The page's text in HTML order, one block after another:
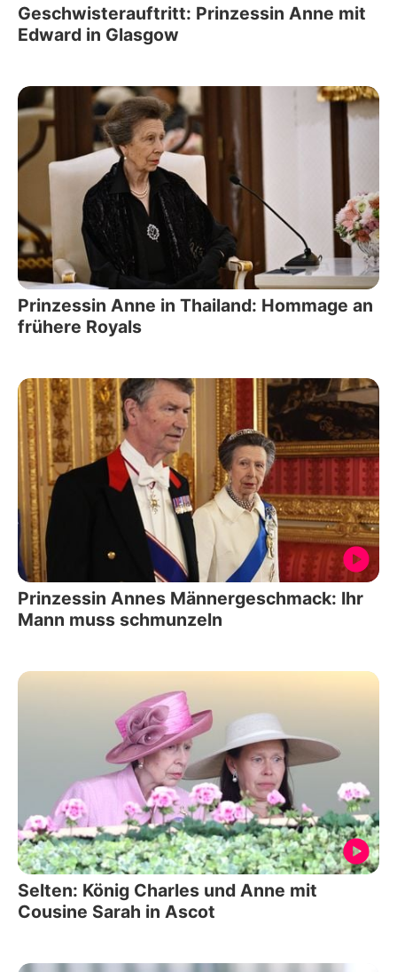
Geschwisterauftritt: Prinzessin Anne mit
Edward in Glasgow
Prinzessin Anne in Thailand: Hommage an
frühere Royals
Prinzessin Annes Männergeschmack: Ihr
Mann muss schmunzeln
Selten: König Charles und Anne mit
Cousine Sarah in Ascot